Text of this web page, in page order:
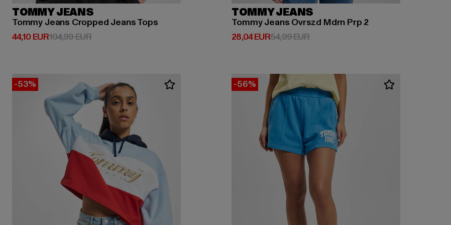
TOMMY JEANS
Tommy Jeans Cropped Jeans Tops
44,10 EUR
Derzeitiger Preis: 44,10 EUR
104,99 EURAktionspreis: 104,99 EUR
TOMMY JEANS
Tommy Jeans Ovrszd Mdrn Prp 2
28,04 EUR
Derzeitiger Preis: 28,04 EUR
54,99 EURAktionspreis: 54,99 EUR
-53% -56%